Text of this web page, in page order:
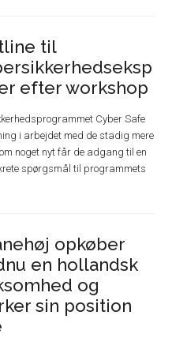
til
efter workshop
Cyber Safe
i arbejdet med de stadig mere
noget nyt får de adgang til en
spørgsmål til programmets
opkøber
en hollandsk
og
sin position